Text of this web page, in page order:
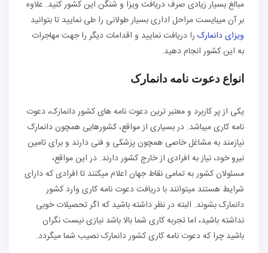
مبالغ بسیار زیادی صرف دریافت ویزا و شنگن این کشور کنید. علاوه
بر آن می‏بایست مراحل اداری بسیار طولانی را طی نمایید تا بتوانید
ویزای دانمارک را دریافت نمایید و اقدامات دیگر را جهت مهاجرات
به این کشور انجام دهید.
انواع دعوت نامه دانمارک
یکی از پر کاربرد و معتبر ترین دعوت نامه های کشور دانمارک، دعوت
نامه کاری می‏باشد. در بسیاری از مواقع، کشورهایی همچون دانمارک
نیازمند به مشاغل خاصی همچون پزشکی و فنی دارند و برای تامین
نیرو خود، نیاز به افرادی از خارج کشور دارند. در این مواقع،
مسئولان کشور به تمامی نقاط جهان اعلام می‏کنند تا افرادی که دارای
شرایط هستند می‏توانند با دریافت دعوت نامه کاری وارد کشور
دانمارک بشوند. البته در نظر داشته باشید که اگر تحصیلات خوبی
نداشته باشید، اما تجربه کاری شما بالا باشد نیازی نیست نگران
باشید چرا که دعوت نامه کاری کشور دانمارک نصیب شما می‏گردد.